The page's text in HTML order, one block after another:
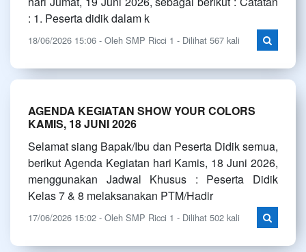
: 1. Peserta didik dalam k
18/06/2026 15:06 - Oleh SMP Ricci 1 - Dilihat 567 kali
AGENDA KEGIATAN SHOW YOUR COLORS
KAMIS, 18 JUNI 2026
Selamat siang Bapak/Ibu dan Peserta Didik semua,
berikut Agenda Kegiatan hari Kamis, 18 Juni 2026,
menggunakan Jadwal Khusus : Peserta Didik
Kelas 7 & 8 melaksanakan PTM/Hadir
17/06/2026 15:02 - Oleh SMP Ricci 1 - Dilihat 502 kali